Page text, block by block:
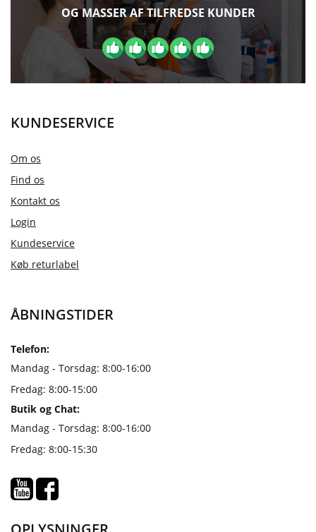
OG MASSER AF TILFREDSE KUNDER
KUNDESERVICE
Om os
Find os
Kontakt os
Login
Kundeservice
Køb returlabel
ÅBNINGSTIDER
Telefon:
Mandag - Torsdag: 8:00-16:00
Fredag: 8:00-15:00
Butik og Chat:
Mandag - Torsdag: 8:00-16:00
Fredag: 8:00-15:30